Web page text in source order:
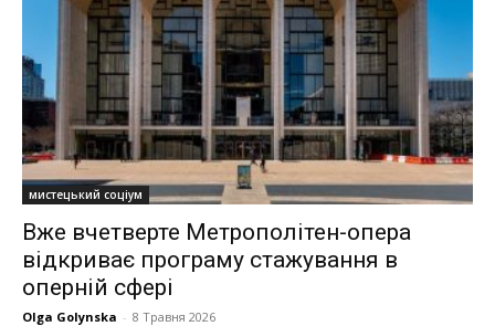
мистецький соціум
Вже вчетверте Метрополітен-опера
відкриває програму стажування в
оперній сфері
Olga Golynska - 8 Травня 2026